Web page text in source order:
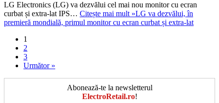
LG Electronics (LG) va dezvălui cel mai nou monitor cu ecran
curbat și extra-lat IPS… Citește mai mult »LG va dezvălui, în
premieră mondială, primul monitor cu ecran curbat și extra-lat
1
2
3
Următor »
Abonează-te la newsletterul
ElectroRetail.ro!